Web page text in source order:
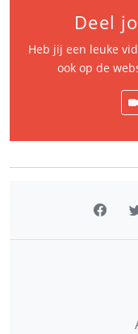
Deel
Heb jij een leuke
ook op de